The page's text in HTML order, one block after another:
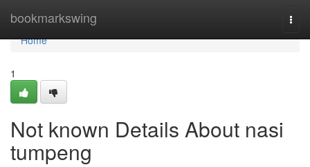
bookmarkswing
Home
Home
1
Not known Details About nasi
tumpeng